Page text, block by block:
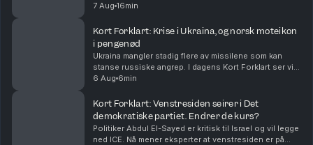
kroppen hennes rast. Bekymrede fans verden over
artisten seg t...
7 Aug 16min
Kort Forklart: Krise i Ukraina, og norsk moteikon
i pengenød
Ukraina mangler stadig flere av missilene som kan
stanse russiske angrep. I dagens Kort Forklart ser vi
på hvorfor det skjer – og hvilke konsekvenser det kan
6 Aug 6min
Kort Forklart: Venstresiden seirer i Det
demokratiske partiet. Endrer de kurs?
Politiker Abdul El-Sayed er kritisk til Israel og vil legge
ned ICE. Nå mener eksperter at venstresiden er på